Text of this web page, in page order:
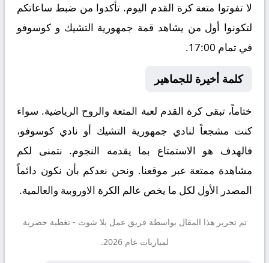
لا تفوتوا متعة كرة القدم اليوم. تأكدوا من ضبط ساعاتكم
لتكونوا أول من يشاهد قمة جمهورية التشيك و كوسوفو
في تمام 17:00.
كلمة أخيرة للجماهير
ختاماً، تبقى كرة القدم لعبة المتعة والروح الرياضية. سواء
كنت مشجعاً لنادي جمهورية التشيك أو نادي كوسوفو،
فالهدف هو الاستمتاع بما يقدمه النجوم. نتمنى لكم
مشاهدة ممتعة عبر موقعنا. ونحن نعدكم بأن نكون دائماً
المصدر الأول لكل ما يخص عالم الكرة الاوروبية والعالمية.
تم تحرير هذا المقال بواسطة فريق عمل يلا شوت - تغطية حصرية
لمباريات عام 2026.